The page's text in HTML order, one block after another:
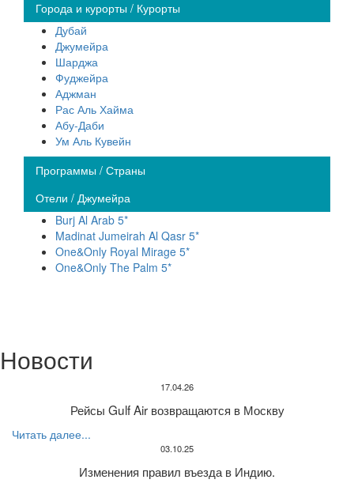
Города и курорты / Курорты
Дубай
Джумейра
Шарджа
Фуджейра
Аджман
Рас Аль Хайма
Абу-Даби
Ум Аль Кувейн
Программы / Страны
Отели / Джумейра
Burj Al Arab 5*
Madinat Jumeirah Al Qasr 5*
One&Only Royal Mirage 5*
One&Only The Palm 5*
Новости
17.04.26
Рейсы Gulf Air возвращаются в Москву
Читать далее...
03.10.25
Изменения правил въезда в Индию.